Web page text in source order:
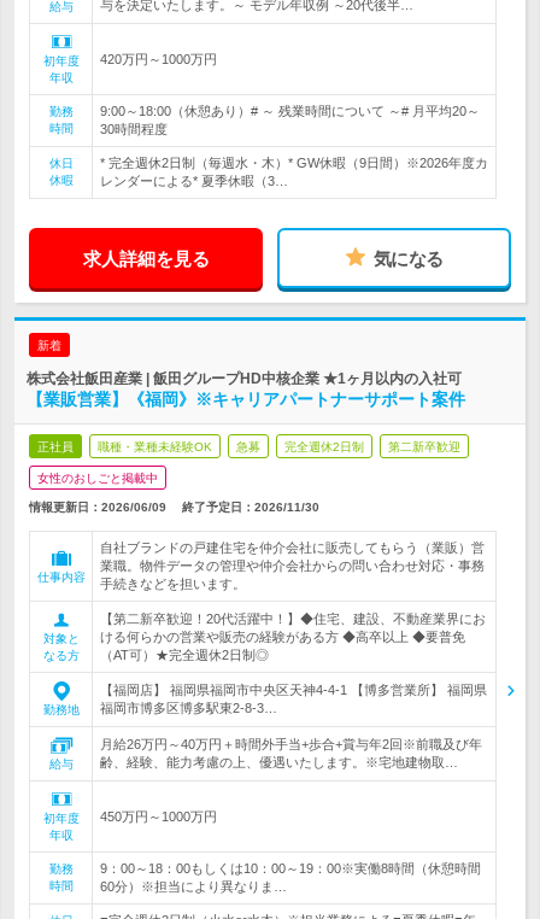
給与 与を決定いたします。～ モデル年収例 ～20代後半…
初年度
年収
420万円～1000万円
勤務
時間
9:00～18:00（休憩あり）# ～ 残業時間について ～# 月平均20～
30時間程度
休日
休暇
* 完全週休2日制（毎週水・木）* GW休暇（9日間）※2026年度カ
レンダーによる* 夏季休暇（3…
求人詳細を見る 気になる
新着
株式会社飯田産業 | 飯田グループHD中核企業 ★1ヶ月以内の入社可
【業販営業】《福岡》※キャリアパートナーサポート案件
正社員 職種・業種未経験OK 急募 完全週休2日制 第二新卒歓迎
女性のおしごと掲載中
情報更新日：2026/06/09 終了予定日： 2026/11/30
仕事内容
自社ブランドの戸建住宅を仲介会社に販売してもらう（業販）営
業職。物件データの管理や仲介会社からの問い合わせ対応・事務
手続きなどを担います。
対象と
なる方
【第二新卒歓迎！20代活躍中！】◆住宅、建設、不動産業界にお
ける何らかの営業や販売の経験がある方 ◆高卒以上 ◆要普免
（AT可）★完全週休2日制◎
勤務地
【福岡店】 福岡県福岡市中央区天神4-4-1 【博多営業所】 福岡県
福岡市博多区博多駅東2-8-3…
給与
月給26万円～40万円＋時間外手当+歩合+賞与年2回※前職及び年
齢、経験、能力考慮の上、優遇いたします。※宅地建物取…
初年度
年収
450万円～1000万円
勤務
時間
9：00～18：00もしくは10：00～19：00※実働8時間（休憩時間
60分）※担当により異なりま…